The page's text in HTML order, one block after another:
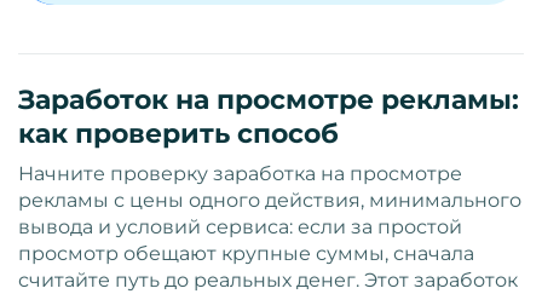
Заработок на просмотре рекламы:
как проверить способ
Начните проверку заработка на просмотре
рекламы с цены одного действия, минимального
вывода и условий сервиса: если за простой
просмотр обещают крупные суммы, сначала
считайте путь до реальных денег. Этот заработок